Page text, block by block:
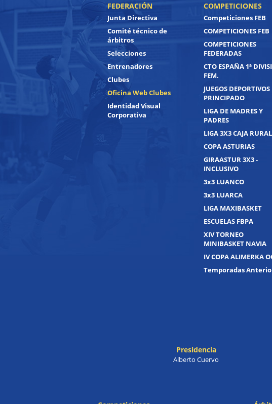
FEDERACIÓN
Junta Directiva
Comité técnico de
árbitros
Selecciones
Entrenadores
Clubes
Oficina Web Clubes
Identidad Visual
Corporativa
COMPETICIONES
Competiciones FEB
COMPETICIONES FEB
COMPETICIONES
FEDERADAS
CTO ESPAÑA 1ª
FEM.
JUEGOS DEPORTIVOS
PRINCIPADO
LIGA DE MADRES Y
PADRES
LIGA 3X3 CAJA RURAL
COPA ASTURIAS
GIRAASTUR 3X3 -
INCLUSIVO
3x3 LUANCO
3x3 LUARCA
LIGA MAXIBASKET
ESCUELAS FBPA
XIV TORNEO
MINIBASKET NAVIA
IV COPA ALIMERKA
Temporadas
Presidencia
Alberto Cuervo